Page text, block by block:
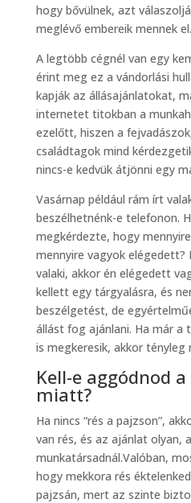
hogy bővülnek, azt
meglévő embereik mennek el.
A legtöbb cégnél van egy
érint meg ez a vándorlási
kapják az állásajánlatokat,
internetet titokban a
ezelőtt, hiszen a
családtagok mind
nincs-e kedvük átjönni egy
Vasárnap például rám írt
beszélhetnénk-e telefonon.
megkérdezte, hogy
mennyire vagyok
valaki, akkor én elégedett
kellett egy tárgyalásra, és
beszélgetést, de
állást fog ajánlani. Ha már a
is megkeresik, akkor tényleg
Kell-e aggódnod
miatt?
Ha nincs “rés a pajzson”,
van rés, és az ajánlat olyan,
munkatársadnál.Valóban,
hogy mekkora rés
pajzsán, mert az szinte